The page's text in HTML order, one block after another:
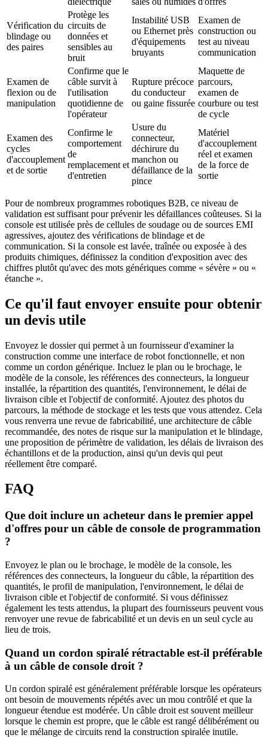
Vérification du
blindage ou
des paires
Protège les
circuits de
données et
sensibles au
bruit
Instabilité USB
ou Ethernet près
d'équipements
bruyants
Examen de
construction ou
test au niveau
communication
Examen de
flexion ou de
manipulation
Confirme que le
câble survit à
l'utilisation
quotidienne de
l'opérateur
Rupture précoce
du conducteur
ou gaine fissurée
Maquette de
parcours,
examen de
courbure ou test
de cycle
Examen des
cycles
d'accouplement
et de sortie
Confirme le
comportement
de
remplacement et
d'entretien
Usure du
connecteur,
déchirure du
manchon ou
défaillance de la
pince
Matériel
d'accouplement
réel et examen
de la force de
sortie
Pour de nombreux programmes robotiques B2B, ce niveau de
validation est suffisant pour prévenir les défaillances coûteuses. Si la
console est utilisée près de cellules de soudage ou de sources EMI
agressives, ajoutez des vérifications de blindage et de
communication. Si la console est lavée, traînée ou exposée à des
produits chimiques, définissez la condition d'exposition avec des
chiffres plutôt qu'avec des mots génériques comme « sévère » ou «
étanche ».
Ce qu'il faut envoyer ensuite pour obtenir
un devis utile
Envoyez le dossier qui permet à un fournisseur d'examiner la
construction comme une interface de robot fonctionnelle, et non
comme un cordon générique. Incluez le plan ou le brochage, le
modèle de la console, les références des connecteurs, la longueur
installée, la répartition des quantités, l'environnement, le délai de
livraison cible et l'objectif de conformité. Ajoutez des photos du
parcours, la méthode de stockage et les tests que vous attendez. Cela
vous renverra une revue de fabricabilité, une architecture de câble
recommandée, des notes de risque sur la manipulation et le blindage,
une proposition de périmètre de validation, les délais de livraison des
échantillons et de la production, ainsi qu'un devis qui peut
réellement être comparé.
FAQ
Que doit inclure un acheteur dans le premier appel
d'offres pour un câble de console de programmation
?
Envoyez le plan ou le brochage, le modèle de la console, les
références des connecteurs, la longueur du câble, la répartition des
quantités, le profil de manipulation, l'environnement, le délai de
livraison cible et l'objectif de conformité. Si vous définissez
également les tests attendus, la plupart des fournisseurs peuvent vous
renvoyer une revue de fabricabilité et un devis en un seul cycle au
lieu de trois.
Quand un cordon spiralé rétractable est-il préférable
à un câble de console droit ?
Un cordon spiralé est généralement préférable lorsque les opérateurs
ont besoin de mouvements répétés avec un mou contrôlé et que la
longueur étendue est modérée. Un câble droit est souvent meilleur
lorsque le chemin est propre, que le câble est rangé délibérément ou
que le mélange de circuits rend la construction spiralée inutile.